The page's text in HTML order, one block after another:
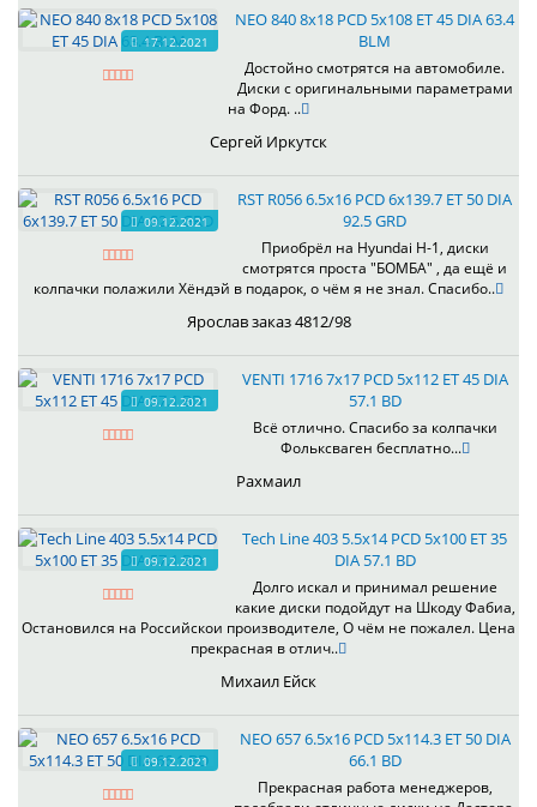
17.12.2021
NEO 840 8x18 PCD 5x108 ET 45 DIA 63.4
BLM
Достойно смотрятся на автомобиле.
Диски с оригинальными параметрами
на Форд. ..
Сергей Иркутск
09.12.2021
RST R056 6.5x16 PCD 6x139.7 ET 50 DIA
92.5 GRD
Приобрёл на Hyundai H-1, диски
смотрятся проста "БОМБА" , да ещё и
колпачки полажили Хёндэй в подарок, о чём я не знал. Спасибо..
Ярослав заказ 4812/98
09.12.2021
VENTI 1716 7x17 PCD 5x112 ET 45 DIA
57.1 BD
Всё отлично. Спасибо за колпачки
Фольксваген бесплатно...
Рахмаил
09.12.2021
Tech Line 403 5.5x14 PCD 5x100 ET 35
DIA 57.1 BD
Долго искал и принимал решение
какие диски подойдут на Шкоду Фабиа,
Остановился на Российскои производителе, О чём не пожалел. Цена
прекрасная в отлич..
Михаил Ейск
09.12.2021
NEO 657 6.5x16 PCD 5x114.3 ET 50 DIA
66.1 BD
Прекрасная работа менеджеров,